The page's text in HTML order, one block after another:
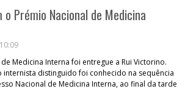
Prémio Nacional de Medicina
Medicina Interna foi entregue a Rui Victorino.
distinguido foi conhecido na sequência
Nacional de Medicina Interna, ao final da tarde